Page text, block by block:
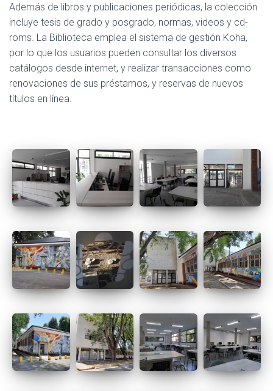
Además de libros y publicaciones periódicas, la colección
incluye tesis de grado y posgrado, normas, videos y cd-
roms. La Biblioteca emplea el sistema de gestión Koha,
por lo que los usuarios pueden consultar los diversos
catálogos desde internet, y realizar transacciones como
renovaciones de sus préstamos, y reservas de nuevos
títulos en línea.